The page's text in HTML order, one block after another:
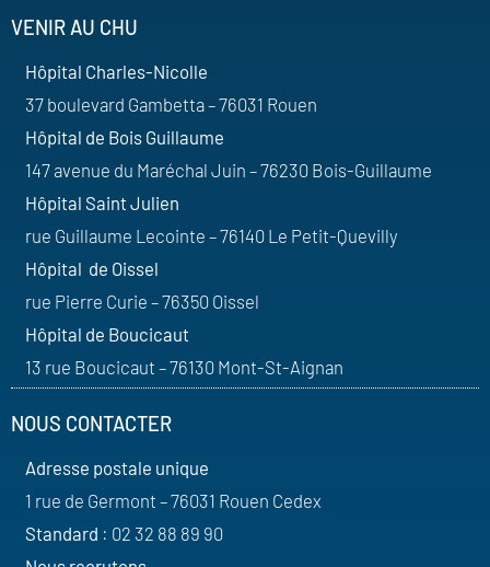
VENIR AU CHU
Hôpital Charles-Nicolle
37 boulevard Gambetta – 76031 Rouen
Hôpital de Bois Guillaume
147 avenue du Maréchal Juin – 76230 Bois-Guillaume
Hôpital Saint Julien
rue Guillaume Lecointe – 76140 Le Petit-Quevilly
Hôpital de Oissel
rue Pierre Curie – 76350 Oissel
Hôpital de Boucicaut
13 rue Boucicaut – 76130 Mont-St-Aignan
NOUS CONTACTER
Adresse postale unique
1 rue de Germont – 76031 Rouen Cedex
Standard : 02 32 88 89 90